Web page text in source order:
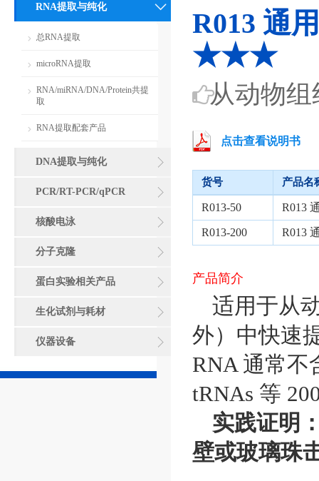
RNA提取与纯化
总RNA提取
microRNA提取
RNA/miRNA/DNA/Protein共提
取
RNA提取配套产品
DNA提取与纯化
PCR/RT-PCR/qPCR
核酸电泳
分子克隆
蛋白实验相关产品
生化试剂与耗材
仪器设备
R013 通
★★★
从动物
点击查看说明书
货号 产品名
R013-50 R013
R013-200 R013
产品简介
适用于从
外）中快速
RNA 通常不
tRNAs 等
实践证明
壁或玻璃珠